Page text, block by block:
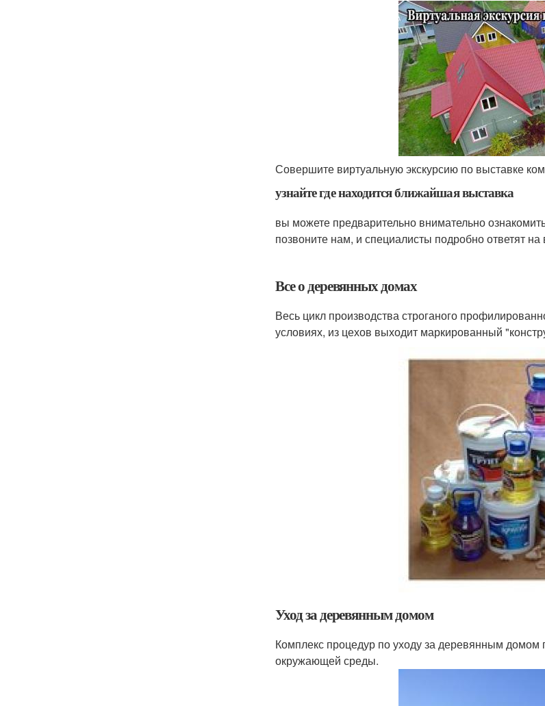
Совершите виртуальную экскурсию по выставке
узнайте где находится ближайшая выставка
вы можете предварительно внимательно
позвоните нам, и специалисты подробно ответят
Все о деревянных домах
Весь цикл производства строганого
условиях, из цехов выходит маркированный
Уход за деревянным домом
Комплекс процедур по уходу за деревянным домом
окружающей среды.